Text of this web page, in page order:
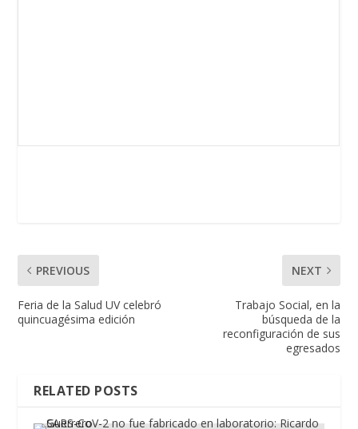
PREVIOUS
Feria de la Salud UV celebró
quincuagésima edición
NEXT
Trabajo Social, en la
búsqueda de la
reconfiguración de sus
egresados
RELATED POSTS